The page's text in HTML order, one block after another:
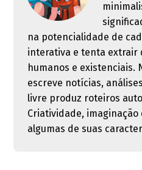
na potencialidade de
interativa e tenta extrair
humanos e existenciais.
escreve notícias,
livre produz roteiros
Criatividade, imaginação
algumas de suas